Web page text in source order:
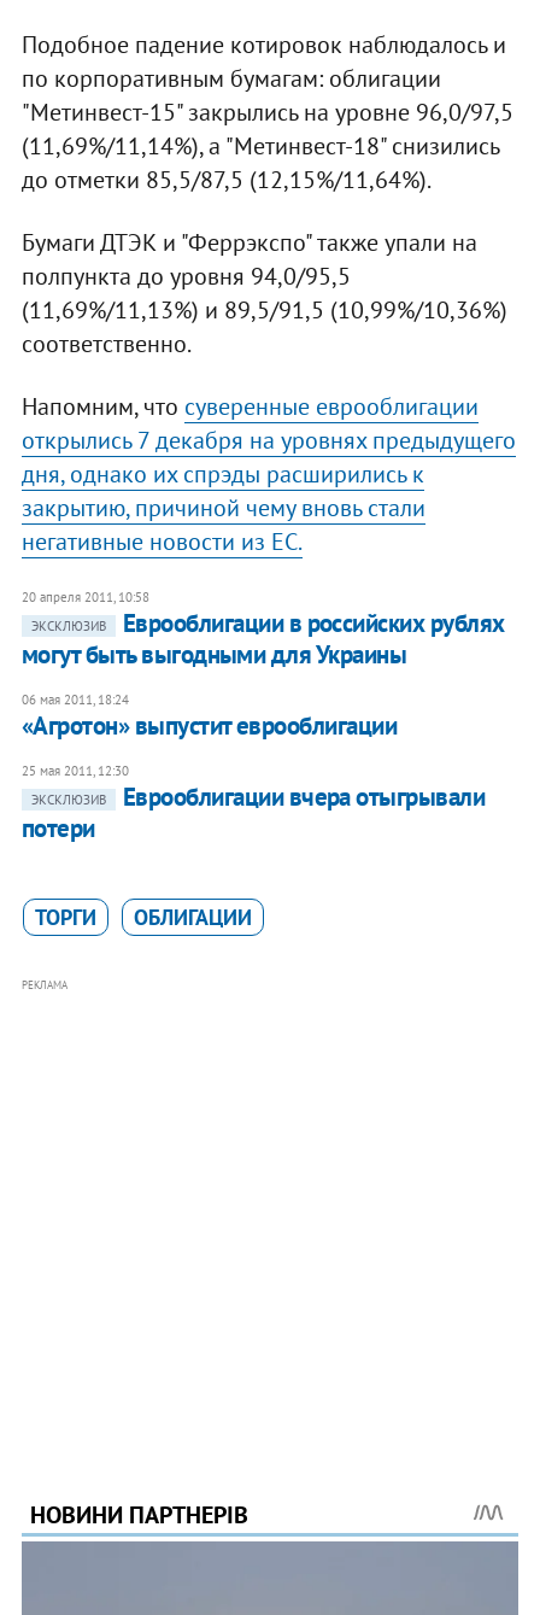
Подобное падение котировок наблюдалось и
по корпоративным бумагам: облигации
"Метинвест-15" закрылись на уровне 96,0/97,5
(11,69%/11,14%), а "Метинвест-18" снизились
до отметки 85,5/87,5 (12,15%/11,64%).
Бумаги ДТЭК и "Феррэкспо" также упали на
полпункта до уровня 94,0/95,5
(11,69%/11,13%) и 89,5/91,5 (10,99%/10,36%)
соответственно.
Напомним, что суверенные еврооблигации
открылись 7 декабря на уровнях предыдущего
дня, однако их спрэды расширились к
закрытию, причиной чему вновь стали
негативные новости из ЕС.
20 апреля 2011, 10:58
ЭКСКЛЮЗИВ
Еврооблигации в российских рублях
могут быть выгодными для Украины
06 мая 2011, 18:24
«Агротон» выпустит еврооблигации
25 мая 2011, 12:30
ЭКСКЛЮЗИВ
Еврооблигации вчера отыгрывали
потери
ТОРГИ ОБЛИГАЦИИ
РЕКЛАМА